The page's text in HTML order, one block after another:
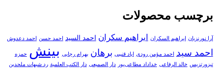
برچسب محصولات
آرا نورنزیان ابراهیم السکران ابراهیم سکران احمد السید احمد حسن احمد دعدوش
احمد سید احمد مؤمن رودی ایاد قنیبی برهان بهرام رجایی بینش
حمزه
تیزورتزیس خالد الرفاعی خداداد مطاعی‌پور دار الصمیعی دار الکتب العلمیة رد شبهات ملحدین